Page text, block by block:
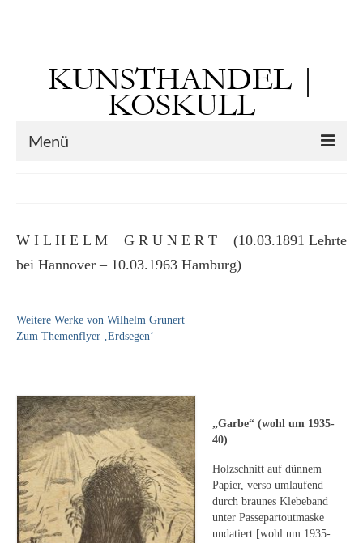
KUNSTHANDEL |
KOSKULL
Menü
Max Gaisser
George Paice
Johann Georg Strobel
Ludwig Martin Wilberg
Weitere Künstler nach 1945
Kunst 1900-1945
W I L H E L M G R U N E R T (10.03.1891 Lehrte
bei Hannover – 10.03.1963 Hamburg)
Weitere Werke von Wilhelm Grunert
Zum Themenflyer ‚Erdsegen‘
„Garbe“ (wohl um 1935-
40)
Holzschnitt auf dünnem
Papier, verso umlaufend
durch braunes Klebeband
unter Passepartoutmaske
undatiert [wohl um 1935-